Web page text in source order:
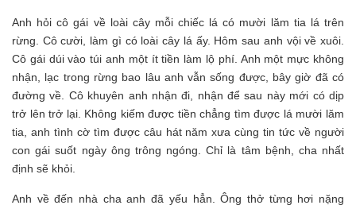
Anh hỏi cô gái về loài cây mỗi chiếc lá có mười lăm tia lá trên
rừng. Cô cười, làm gì có loài cây lá ấy. Hôm sau anh vội về xuôi.
Cô gái dúi vào túi anh một ít tiền làm lộ phí. Anh một mực không
nhận, lạc trong rừng bao lâu anh vẫn sống được, bây giờ đã có
đường về. Cô khuyên anh nhận đi, nhận để sau này mới có dịp
trở lên trở lại. Không kiếm được tiền chẳng tìm được lá mười lăm
tia, anh tình cờ tìm được câu hát năm xưa cùng tin tức về người
con gái suốt ngày ông trông ngóng. Chỉ là tâm bệnh, cha nhất
định sẽ khỏi.
Anh về đến nhà cha anh đã yếu hẳn. Ông thở từng hơi nặng